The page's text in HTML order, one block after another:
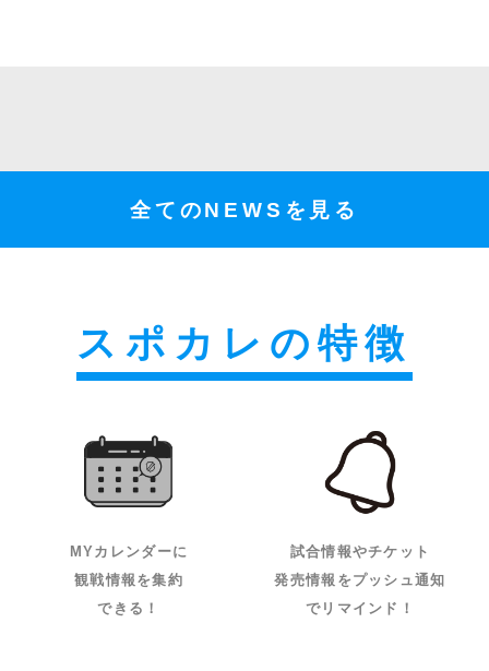
全てのNEWSを見る
スポカレの特徴
MYカレンダーに
観戦情報を集約
できる！
試合情報やチケット
発売情報をプッシュ通知
でリマインド！